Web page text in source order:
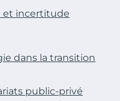
et incertitude
dans la transition
public-privé